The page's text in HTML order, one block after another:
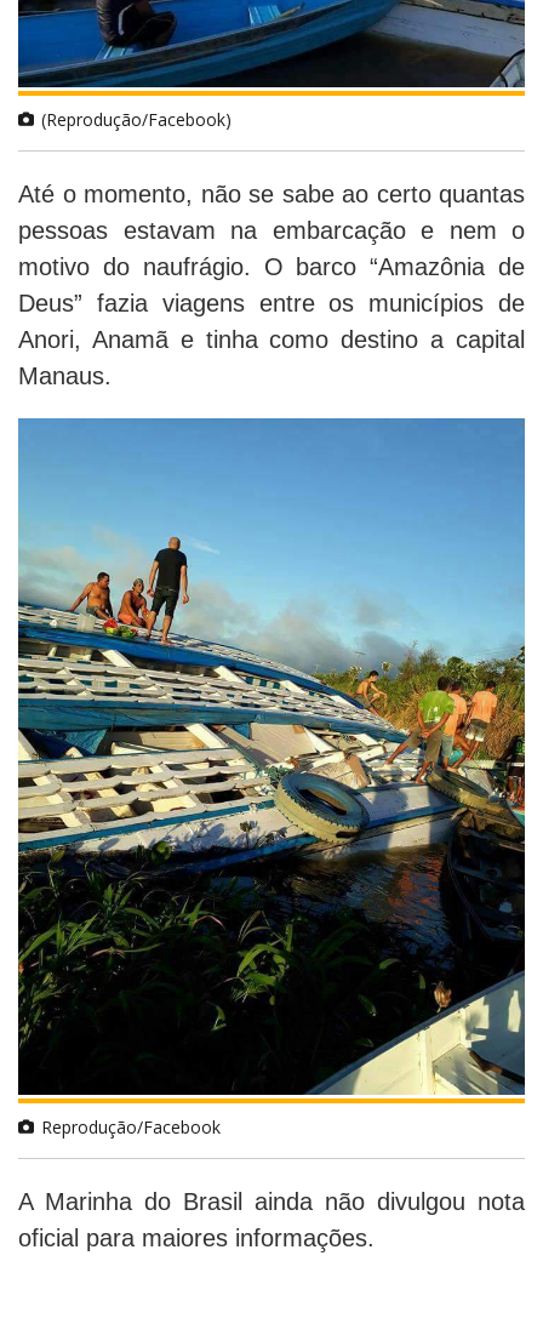
(Reprodução/Facebook)
Até o momento, não se sabe ao certo quantas
pessoas estavam na embarcação e nem o
motivo do naufrágio. O barco “Amazônia de
Deus” fazia viagens entre os municípios de
Anori, Anamã e tinha como destino a capital
Manaus.
Reprodução/Facebook
A Marinha do Brasil ainda não divulgou nota
oficial para maiores informações.